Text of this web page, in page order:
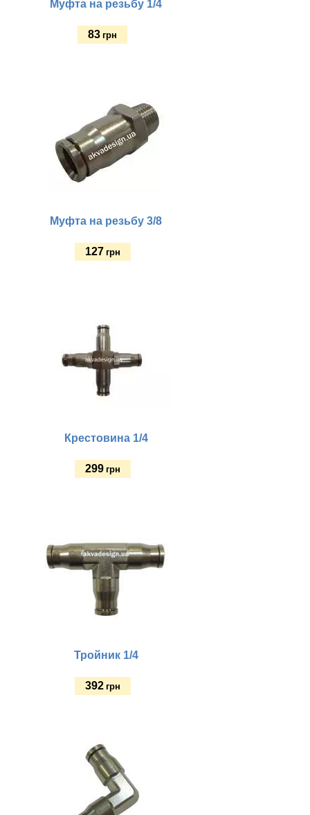
Муфта на резьбу 1/4
83 грн
Муфта на резьбу 3/8
127 грн
Крестовина 1/4
299 грн
Тройник 1/4
392 грн